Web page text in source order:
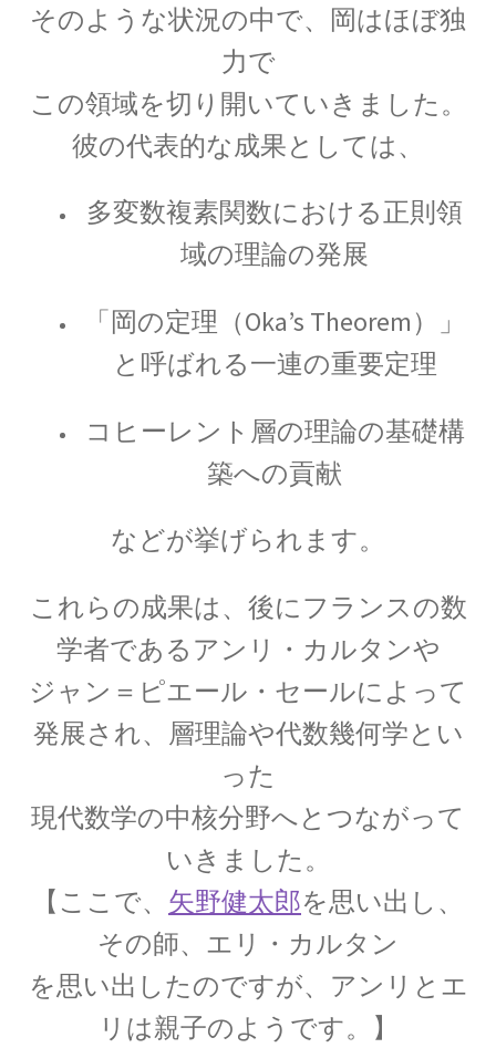
J・J・サクライ
【ハーバードを首席で卒業し49歳で夭折した天
‗【電子の単位を明確にして同位体
を示した優れた実験家】
J・P・ジュール
【ジュールの法則｜熱の仕事当量の数値化】
J・R・マイヤー
【熱と仕事の変換｜エネルギーの概念の確立に
貢献】
J・チャドウィック
【中性子を発見しガン治療に応用｜マンハッタ
ン計画でのリーダー】
K・シュヴァルツシルト
‗【相対性理論から 重力場を記述したドイツ人｜シュヴァルツシルト
そのような状況の中で、岡はほぼ独
力で
この領域を切り開いていきました。
彼の代表的な成果としては、
多変数複素関数における正則領
域の理論の発展
「岡の定理（Oka’s Theorem）」
と呼ばれる一連の重要定理
コヒーレント層の理論の基礎構
築への貢献
などが挙げられます。
これらの成果は、後にフランスの数
学者であるアンリ・カルタンや
ジャン＝ピエール・セールによって
発展され、層理論や代数幾何学とい
った
現代数学の中核分野へとつながって
いきました。
【ここで、 矢野健太郎を思い出し、
その師、エリ・カルタン
を思い出したのですが、アンリとエ
リは親子のようです。】